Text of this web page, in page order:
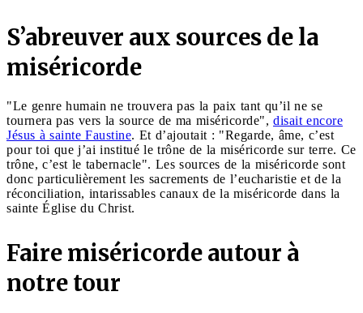
S’abreuver aux sources de la
miséricorde
"Le genre humain ne trouvera pas la paix tant qu’il ne se
tournera pas vers la source de ma miséricorde", disait encore
Jésus à sainte Faustine. Et d’ajoutait : "Regarde, âme, c’est
pour toi que j’ai institué le trône de la miséricorde sur terre. Ce
trône, c’est le tabernacle". Les sources de la miséricorde sont
donc particulièrement les sacrements de l’eucharistie et de la
réconciliation, intarissables canaux de la miséricorde dans la
sainte Église du Christ.
Faire miséricorde autour à
notre tour